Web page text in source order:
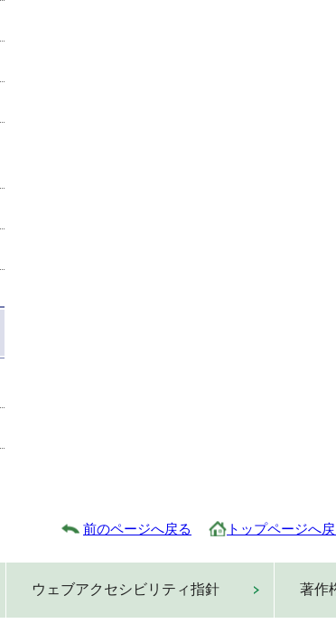
前のページへ戻る トップページへ
ウェブアクセシビリティ指針 著作